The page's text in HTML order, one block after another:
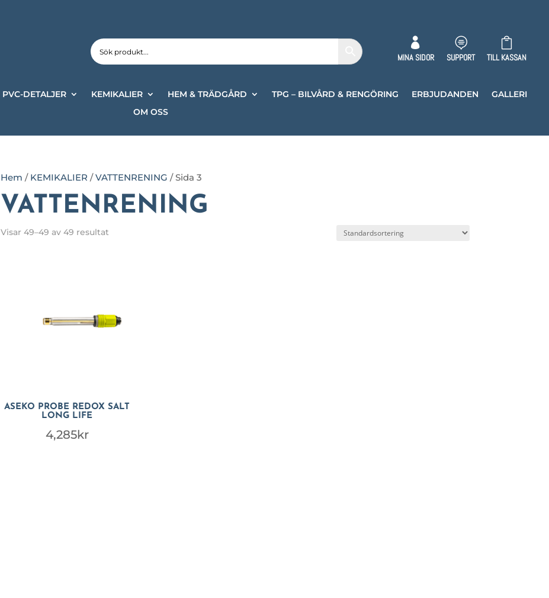

MINA SIDOR

SUPPORT

TILL KASSAN
PVC-DETALJER KEMIKALIER HEM & TRÄDGÅRD TPG – BILVÅRD & RENGÖRING ERBJUDANDEN
GALLERI
OM OSS
Hem / KEMIKALIER /VATTENRENING / Sida 3
VATTENRENING
Visar 49–49 av 49 resultat
ASEKO PROBE REDOX SALT
LONG LIFE
4,285kr